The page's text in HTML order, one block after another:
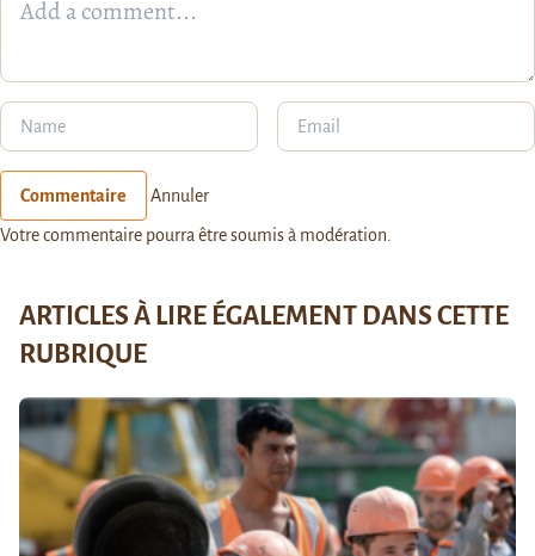
Commentaire Annuler
Votre commentaire pourra être soumis à modération.
ARTICLES À LIRE ÉGALEMENT DANS CETTE
RUBRIQUE